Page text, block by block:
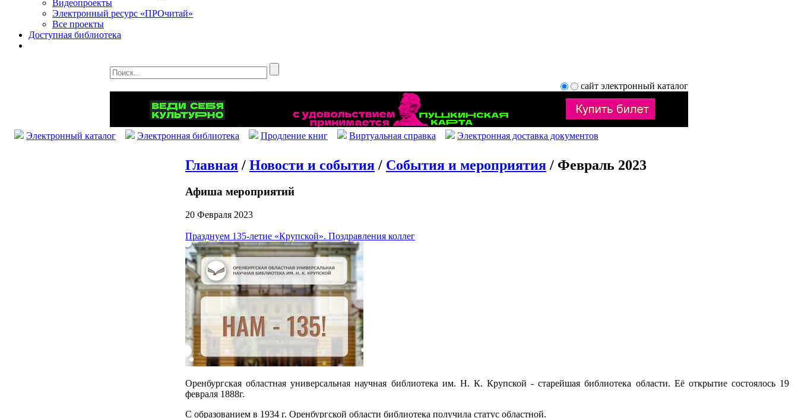
Видеопроекты
Электронный ресурс «ПРОчитай»
Все проекты
Доступная библиотека
сайт электронный каталог
Электронный каталог Электронная библиотека Продление книг Виртуальная справка Электронная доставка документов
Главная / Новости и события / События и мероприятия / Февраль 2023
Афиша мероприятий
20 Февраля 2023
Празднуем 135-летие «Крупской». Поздравления коллег
Оренбургская областная универсальная научная библиотека им. Н. К. Крупской - старейшая библиотека области. Её открытие состоялось 19
февраля 1888г.
С образованием в 1934 г. Оренбургской области библиотека получила статус областной.